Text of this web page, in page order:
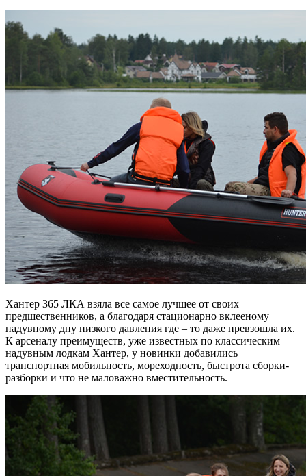
Хантер 365 ЛКА взяла все самое лучшее от своих
предшественников, а благодаря стационарно вклееному
надувному дну низкого давления где – то даже превзошла их.
К арсеналу преимуществ, уже известных по классическим
надувным лодкам Хантер, у новинки добавились
транспортная мобильность, мореходность, быстрота сборки-
разборки и что не маловажно вместительность.